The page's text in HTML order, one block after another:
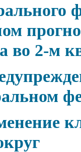
во 2-м